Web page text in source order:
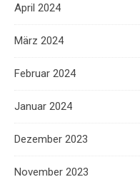
April 2024
März 2024
Februar 2024
Januar 2024
Dezember 2023
November 2023